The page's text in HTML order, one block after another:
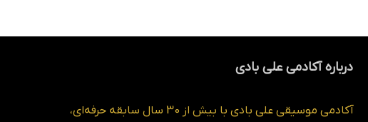
درباره آکادمی علی بادی
آکادمی موسیقی علی بادی با بیش از 30 سال سابقه حرفه‌ای،